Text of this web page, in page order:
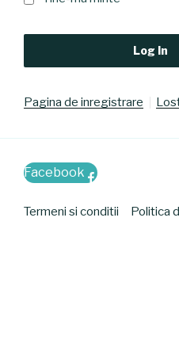
Pagina de inregistrare
Facebook
Termeni si conditii Politica